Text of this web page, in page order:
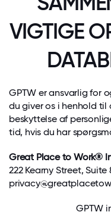
VIGTIGE
GPTW er ansvarlig for
du giver os i henhold
beskyttelse af
tid, hvis du har
Great Place to Work®
222 Kearny Street,
GPTW